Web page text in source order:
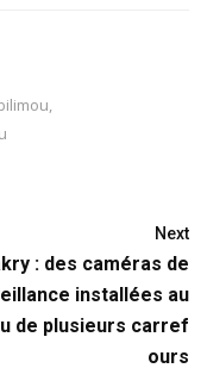
,
Next
: des caméras de
installées au
de plusieurs carref
ours